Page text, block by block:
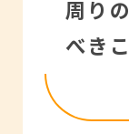
んが
聴
り、
に安
ます
な
ます
「
なり
周り
べき